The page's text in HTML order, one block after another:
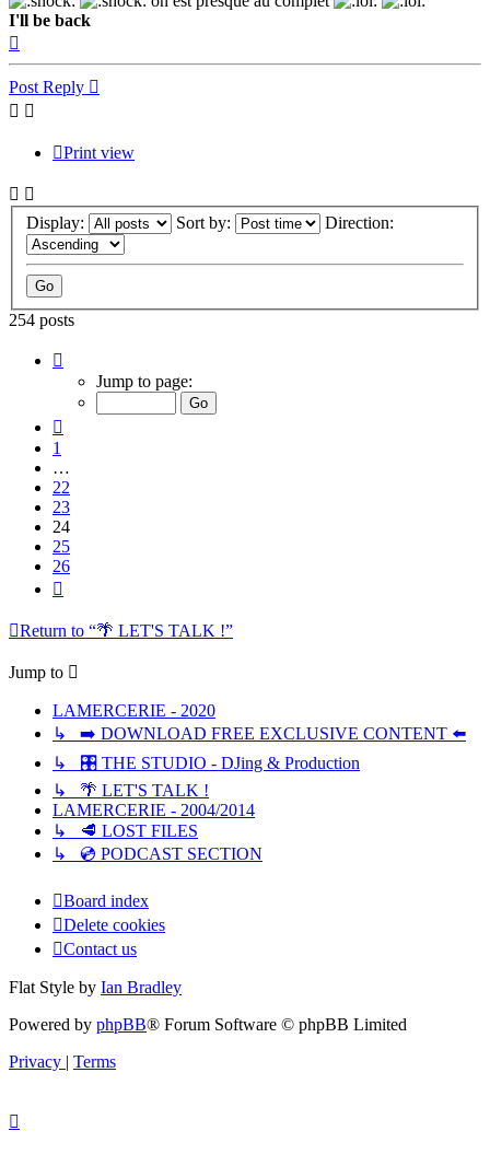
I'll be back
Post Reply
Print view
Display: Sort by: Direction:
254 posts
24
Jump to page:
1
…
22
23
24
25
26
Return to “🌴 LET'S TALK !”
Jump to
LAMERCERIE - 2020
↳ ➡️ DOWNLOAD FREE EXCLUSIVE CONTENT ⬅️
↳ 🎛️ THE STUDIO - DJing & Production
↳ 🌴 LET'S TALK !
LAMERCERIE - 2004/2014
↳ 🥩 LOST FILES
↳ 💿 PODCAST SECTION
Board index
Delete cookies
Contact us
Flat Style by Ian Bradley
Powered by phpBB® Forum Software © phpBB Limited
Privacy | Terms